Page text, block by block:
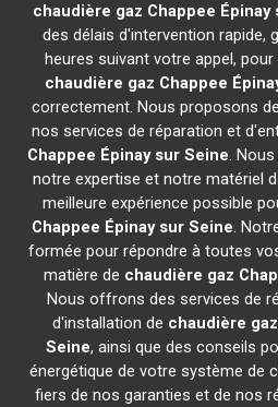
chaudière gaz Chappee Épinay
des délais d'intervention rapide,
heures suivant votre appel,
chaudière gaz Chappee
correctement. Nous proposons
nos services de réparation et
Chappee Épinay sur Seine.
notre expertise et notre matériel
meilleure expérience possible
Chappee Épinay sur Seine.
formée pour répondre à toutes
matière de chaudière gaz
Nous offrons des services de
d'installation de chaudière
Seine, ainsi que des conseils
énergétique de votre système de
fiers de nos garanties et de nos